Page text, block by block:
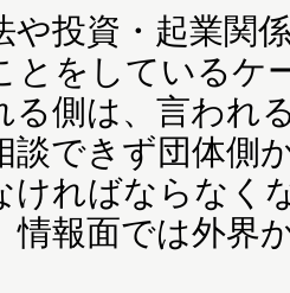
投資・起業関
とをしているケ
る側は、言われ
談できず団体側
ければならなく
情報面では外界